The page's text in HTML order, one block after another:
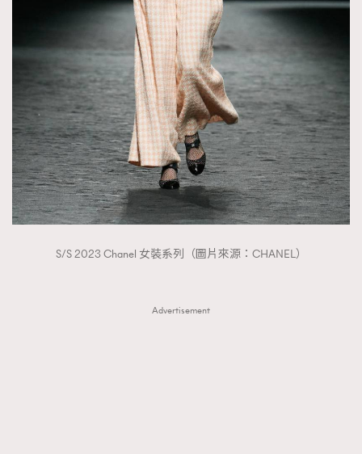
S/S 2023 Chanel 女裝系列（圖片來源：CHANEL）
Advertisement